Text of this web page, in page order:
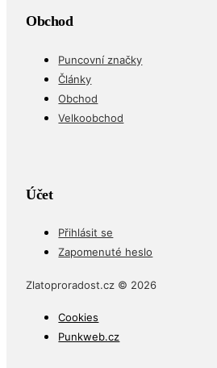
Obchod
Puncovní značky
Články
Obchod
Velkoobchod
Účet
Přihlásit se
Zapomenuté heslo
Zlatoproradost.cz © 2026
Cookies
Punkweb.cz